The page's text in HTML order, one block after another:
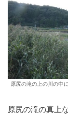
原尻の滝の上の川の中
原尻の滝の真上